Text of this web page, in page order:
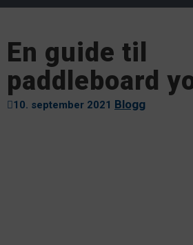
En guide til
paddleboard
10. september 2021 Blogg